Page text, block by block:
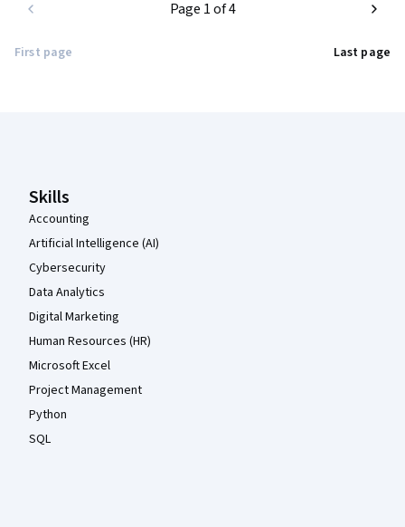
First page
Page 1 of 4
Last page
Skills
Accounting
Artificial Intelligence (AI)
Cybersecurity
Data Analytics
Digital Marketing
Human Resources (HR)
Microsoft Excel
Project Management
Python
SQL